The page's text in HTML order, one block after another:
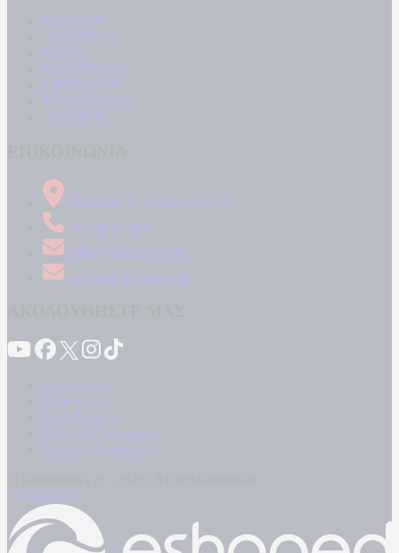
ΚΟΣΜΟΣ
ΑΘΛΗΤΙΚΑ
MEDIA
ΠΟΛΙΤΙΣΜΟΣ
LIFESTYLE
ΤΕΧΝΟΛΟΓΙΑ
ΑΠΟΨΕΙΣ
Δήμητρος 31 Ταύρος, 177 78
210 34 89 000
info@kontranews.gr
news@kontranews.gr
Καταγγελίες
Επικοινωνία
Όροι Χρήσης
Πολιτική Απορρήτου
Κρατική Διαφήμιση
Powered by: